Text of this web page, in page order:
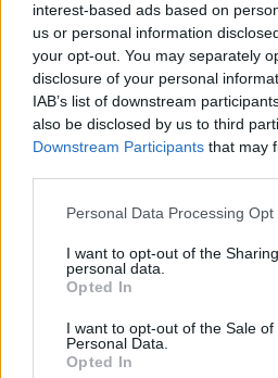
interest-based ads based on
us or personal information
your opt-out. You may separately
disclosure of your personal
IAB’s list of downstream
also be disclosed by us to third
Downstream Participants that may
Please note that this website/app
not limited to your visit or usage
grant or deny consent to Google
use your data for below specified
consent section.
Personal Data Processing Opt
I want to opt-out of the
personal data.
Opted In
I want to opt-out of the Sale of
Personal Data.
Opted In
Szólt arról is, hogy ezt a
különösen vonzóvá számára,
újra lefordította, átdolgozta,
szóhasználatában, mind
hangot adott a darabnak. Az